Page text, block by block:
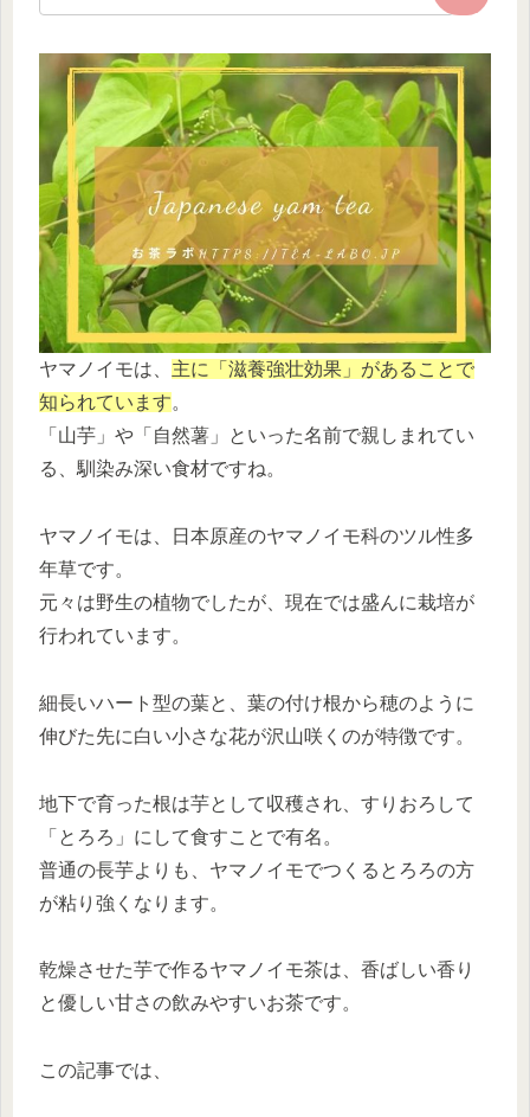
ヤマノイモは、 主に「滋養強壮効果」があることで
知られています。
「山芋」や「自然薯」といった名前で親しまれてい
る、馴染み深い食材ですね。
ヤマノイモは、日本原産のヤマノイモ科のツル性多
年草です。
元々は野生の植物でしたが、現在では盛んに栽培が
行われています。
細長いハート型の葉と、葉の付け根から穂のように
伸びた先に白い小さな花が沢山咲くのが特徴です。
地下で育った根は芋として収穫され、すりおろして
「とろろ」にして食すことで有名。
普通の長芋よりも、ヤマノイモでつくるとろろの方
が粘り強くなります。
乾燥させた芋で作るヤマノイモ茶は、香ばしい香り
と優しい甘さの飲みやすいお茶です。
この記事では、